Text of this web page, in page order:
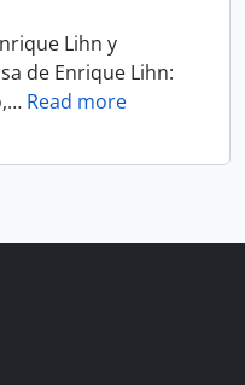
Lihn y
de Enrique Lihn:
… Read more